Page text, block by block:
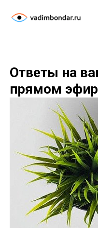
Ответы на
прямом